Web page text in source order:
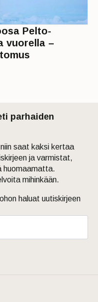
Pelto-
vuorella –
parhaiden
saat kaksi kertaa
ja varmistat,
huomaamatta.
mihinkään.
haluat uutiskirjeen